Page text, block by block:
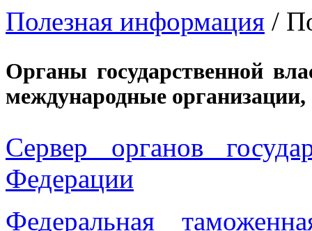
Полезная информация /
Органы государственной
международные
Сервер органов
Федерации
Федеральная